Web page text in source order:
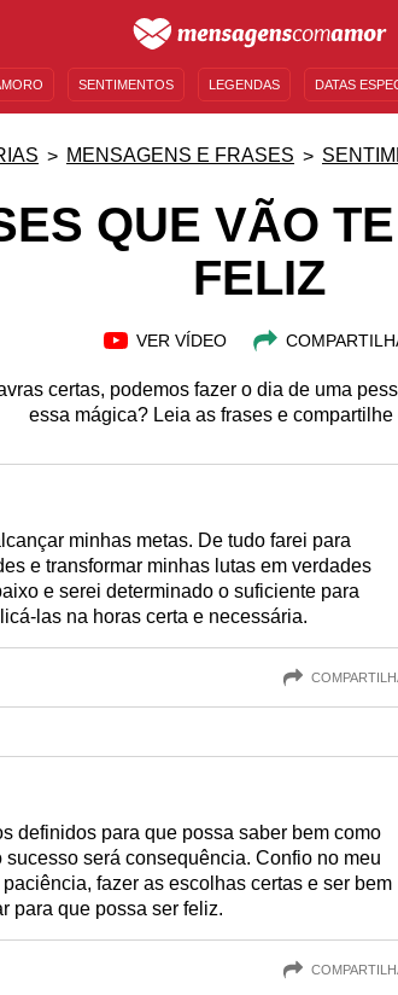
SENTIMENTOS LEGENDAS DATAS
MENSAGENS E FRASES
QUE VÃO
FELIZ
VER VÍDEO
certas, podemos fazer o dia de uma
essa mágica? Leia as frases e compartilhe
minhas metas. De tudo farei para
e transformar minhas lutas em verdades
e serei determinado o suficiente para
las na horas certa e necessária.
definidos para que possa saber bem como
será consequência. Confio no meu
fazer as escolhas certas e ser bem
para que possa ser feliz.